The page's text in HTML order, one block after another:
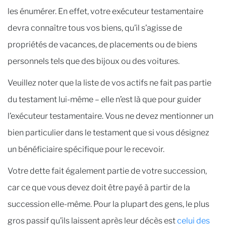
les énumérer. En effet, votre exécuteur testamentaire
devra connaître tous vos biens, qu’il s’agisse de
propriétés de vacances, de placements ou de biens
personnels tels que des bijoux ou des voitures.
Veuillez noter que la liste de vos actifs ne fait pas partie
du testament lui-même – elle n’est là que pour guider
l’exécuteur testamentaire. Vous ne devez mentionner un
bien particulier dans le testament que si vous désignez
un bénéficiaire spécifique pour le recevoir.
Votre dette fait également partie de votre succession,
car ce que vous devez doit être payé à partir de la
succession elle-même. Pour la plupart des gens, le plus
gros passif qu’ils laissent après leur décès estcelui des